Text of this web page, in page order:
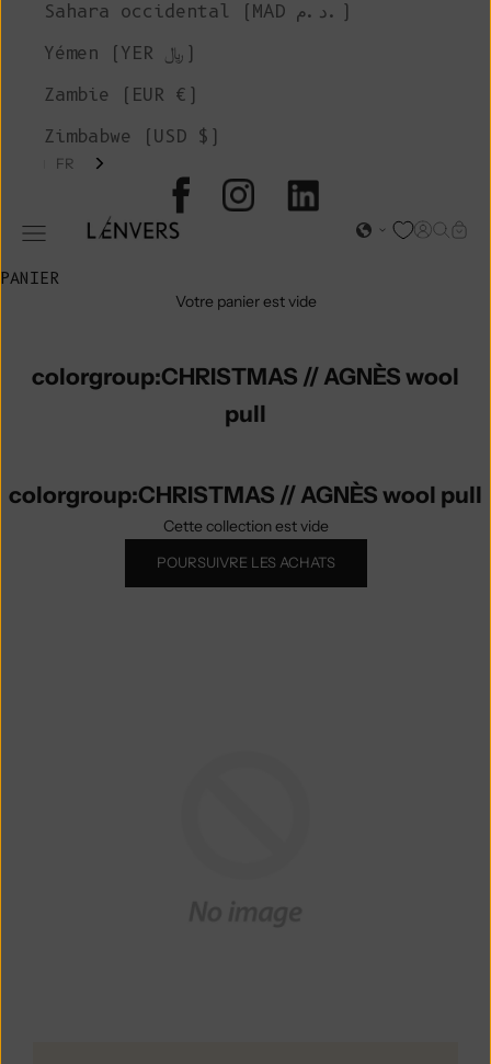
L'ENVERS
Ouvrir le menu de navigation Page
Sahara occidental (MAD د.م.)
Yémen (YER ﷼)
Zambie (EUR €)
Zimbabwe (USD $)
FR
PANIER
Votre panier est vide
colorgroup:CHRISTMAS // AGNÈS wool
pull
colorgroup:CHRISTMAS // AGNÈS wool pull
Cette collection est vide
POURSUIVRE LES ACHATS